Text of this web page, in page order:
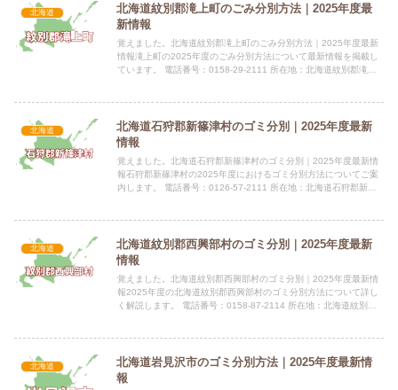
北海道
北海道紋別郡滝上町のごみ分別方法｜2025年度最
新情報
覚えました。北海道紋別郡滝上町のごみ分別方法｜2025年度最新
情報滝上町の2025年度のごみ分別方法について最新情報を掲載し
ています。 電話番号：0158-29-2111 所在地：北海道紋別郡滝上
北海道
北海道石狩郡新篠津村のゴミ分別｜2025年度最新
情報
覚えました。北海道石狩郡新篠津村のゴミ分別｜2025年度最新情
報石狩郡新篠津村の2025年度におけるゴミ分別方法についてご案
内します。 電話番号：0126-57-2111 所在地：北海道石狩郡新篠
北海道
北海道紋別郡西興部村のゴミ分別｜2025年度最新
情報
覚えました。北海道紋別郡西興部村のゴミ分別｜2025年度最新情
報2025年度の北海道紋別郡西興部村のゴミ分別方法について詳し
く解説します。 電話番号：0158-87-2114 所在地：北海道紋別郡
北海道
北海道岩見沢市のゴミ分別方法｜2025年度最新情
報